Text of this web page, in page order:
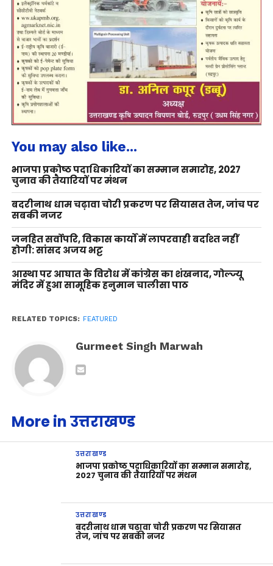
You may also like...
भाजपा प्रकोष्ठ पदाधिकारियों का सम्मान समारोह, 2027
चुनाव की तैयारियों पर मंथन
बदरीनाथ धाम चढ़ावा चोरी प्रकरण पर सियासत तेज, जांच पर
सबकी नजर
जनहित सर्वोपरि, विकास कार्यों में लापरवाही बर्दाश्त नहीं
होगी: सांसद अजय भट्ट
आस्था पर आघात के विरोध में कांग्रेस का शंखनाद, गोल्ज्यू
मंदिर में हुआ सामूहिक हनुमान चालीसा पाठ
RELATED TOPICS: FEATURED
Gurmeet Singh Marwah
More in उत्तराखण्ड
उत्तराखण्ड
भाजपा प्रकोष्ठ पदाधिकारियों का सम्मान समारोह,
2027 चुनाव की तैयारियों पर मंथन
उत्तराखण्ड
बदरीनाथ धाम चढ़ावा चोरी प्रकरण पर सियासत
तेज, जांच पर सबकी नजर